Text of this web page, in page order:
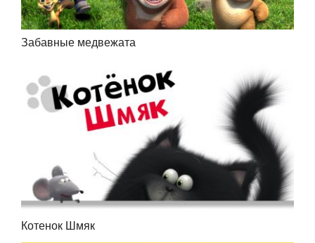
Забавные медвежата
Котенок Шмяк